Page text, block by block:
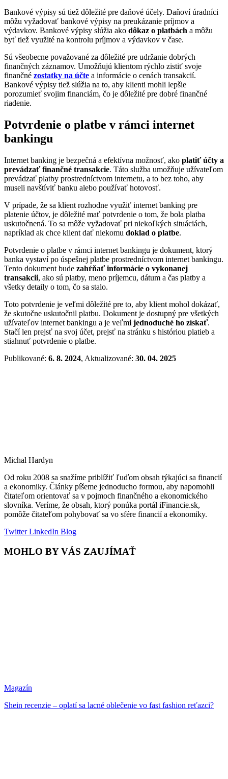
Bankové výpisy sú tiež dôležité pre daňové účely. Daňoví úradníci
môžu vyžadovať bankové výpisy na preukázanie príjmov a
výdavkov. Bankové výpisy slúžia ako dôkaz o platbách a môžu
byť tiež využité na kontrolu príjmov a výdavkov v čase.
Sú všeobecne považované za dôležité pre udržanie dobrých
finančných záznamov. Umožňujú klientom rýchlo zistiť svoje
finančné zostatky na účte a informácie o cenách transakcií.
Bankové výpisy tiež slúžia na to, aby klienti mohli lepšie
porozumieť svojim financiám, čo je dôležité pre dobré finančné
riadenie.
Potvrdenie o platbe v rámci internet
bankingu
Internet banking je bezpečná a efektívna možnosť, ako platiť účty a
prevádzať finančné transakcie. Táto služba umožňuje užívateľom
prevádzať platby prostredníctvom internetu, a to bez toho, aby
museli navštíviť banku alebo používať hotovosť.
V prípade, že sa klient rozhodne využiť internet banking pre
platenie účtov, je dôležité mať potvrdenie o tom, že bola platba
uskutočnená. To sa môže vyžadovať pri niekoľkých situáciách,
napríklad ak chce klient dať niekomu doklad o platbe.
Potvrdenie o platbe v rámci internet bankingu je dokument, ktorý
banka vystaví po úspešnej platbe prostredníctvom internet bankingu.
Tento dokument bude zahŕňať informácie o vykonanej
transakcii, ako sú platby, meno príjemcu, dátum a čas platby a
všetky detaily o tom, čo sa stalo.
Toto potvrdenie je veľmi dôležité pre to, aby klient mohol dokázať,
že skutočne uskutočnil platbu. Dokument je dostupný pre všetkých
užívateľov internet bankingu a je veľmi jednoduché ho získať.
Stačí len prejsť na svoj účet, prejsť na stránku s históriou platieb a
stiahnuť potvrdenie o platbe.
Publikované: 6. 8. 2024, Aktualizované: 30. 04. 2025
Michal Hardyn
Od roku 2008 sa snažíme priblížiť ľuďom obsah týkajúci sa financií
a ekonomiky. Články píšeme jednoducho formou, aby napomohli
čitateľom orientovať sa v pojmoch finančného a ekonomického
slovníka. Veríme, že obsah, ktorý ponúka portál iFinancie.sk,
pomôže čitateľom pohybovať sa vo sfére financií a ekonomiky.
TwitterLinkedIn Blog
MOHLO BY VÁS ZAUJÍMAŤ
Magazín
Shein recenzie – oplatí sa lacné oblečenie vo fast fashion reťazci?